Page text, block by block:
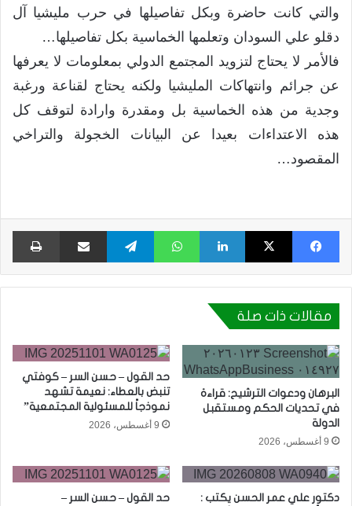
والتي كانت حاضرة وبكل تفاصيلها في حرب مليشيا آل
دقلو علي السودان وتعلمها الخماسية بكل تفاصيلها…
فالأمر لا يحتاج لتزويد المجتمع الدولي بمعلومات لا يعرفها
عن جرائم وانتهاكات المليشيا ولكنه يحتاج لقناعة ورغبة
وجدية من هذه الخماسية بل ومقدرة وارادة لتوقف كل
هذه الاعتداءات بعيدا عن البيانات الخجولة والتراخي
المقصود…
فيسبوك X لينكدإن واتساب تيلقرام مشاركة عبر البريد
مقالات ذات صلة
البرهان ودعوات الترشيح: قراءة
في تحديات الحكم ومستقبل
الدولة
9 أغسطس، 2026
حد القول – حسن السر – كوفتي
تنبض بالعطاء: نعيمة تشهد
نموذجاً للمسئولية المجتمعية”
9 أغسطس، 2026
دكتور علي عمر الحسن يكتب :
حد القول – حسن السر –